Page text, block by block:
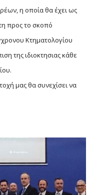
η οποία θα έχει ως
προς το σκοπό
Κτηματολογίου
της ιδιοκτησιας κάθε
μας θα συνεχίσει να